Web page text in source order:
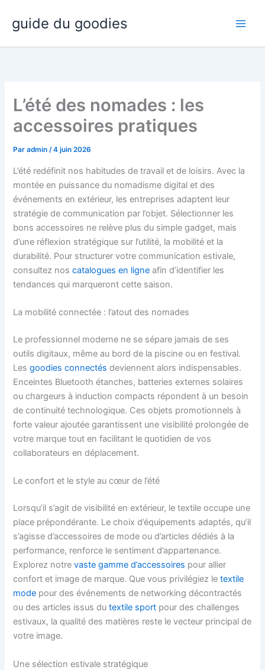
contenu
guide du goodies
L’été des nomades : les
accessoires pratiques
Paradmin/4 juin 2026
L’été redéfinit nos habitudes de travail et de loisirs. Avec la
montée en puissance du nomadisme digital et des
événements en extérieur, les entreprises adaptent leur
stratégie de communication par l’objet. Sélectionner les
bons accessoires ne relève plus du simple gadget, mais
d’une réflexion stratégique sur l’utilité, la mobilité et la
durabilité. Pour structurer votre communication estivale,
consultez noscatalogues en ligne afin d’identifier les
tendances qui marqueront cette saison.
La mobilité connectée : l’atout des nomades
Le professionnel moderne ne se sépare jamais de ses
outils digitaux, même au bord de la piscine ou en festival.
Lesgoodies connectés deviennent alors indispensables.
Enceintes Bluetooth étanches, batteries externes solaires
ou chargeurs à induction compacts répondent à un besoin
de continuité technologique. Ces objets promotionnels à
forte valeur ajoutée garantissent une visibilité prolongée de
votre marque tout en facilitant le quotidien de vos
collaborateurs en déplacement.
Le confort et le style au cœur de l’été
Lorsqu’il s’agit de visibilité en extérieur, le textile occupe une
place prépondérante. Le choix d’équipements adaptés, qu’il
s’agisse d’accessoires de mode ou d’articles dédiés à la
performance, renforce le sentiment d’appartenance.
Explorez notrevaste gamme d’accessoires pour allier
confort et image de marque. Que vous privilégiez letextile
mode pour des événements de networking décontractés
ou des articles issus dutextile sport pour des challenges
estivaux, la qualité des matières reste le vecteur principal de
votre image.
Une sélection estivale stratégique